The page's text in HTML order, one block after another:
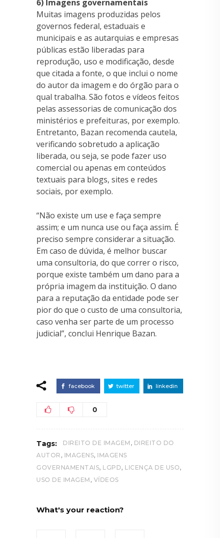
6) Imagens governamentais
Muitas imagens produzidas pelos
governos federal, estaduais e
municipais e as autarquias e empresas
públicas estão liberadas para
reprodução, uso e modificação, desde
que citada a fonte, o que inclui o nome
do autor da imagem e do órgão para o
qual trabalha. São fotos e vídeos feitos
pelas assessorias de comunicação dos
ministérios e prefeituras, por exemplo.
Entretanto, Bazan recomenda cautela,
verificando sobretudo a aplicação
liberada, ou seja, se pode fazer uso
comercial ou apenas em conteúdos
textuais para blogs, sites e redes
sociais, por exemplo.
“Não existe um use e faça sempre
assim; e um nunca use ou faça assim. É
preciso sempre considerar a situação.
Em caso de dúvida, é melhor buscar
uma consultoria, do que correr o risco,
porque existe também um dano para a
própria imagem da instituição. O dano
para a reputação da entidade pode ser
pior do que o custo de uma consultoria,
caso venha ser parte de um processo
judicial”, conclui Henrique Bazan.
facebook twitter linkedin
0
Tags: DIREITO DE IMAGEM , DIREITO DO
AUTOR , IMAGENS, IMAGENS
GOVERNAMENTAIS, LGPD, LICENÇA DE USO,
USO DE IMAGEM , VÍDEOS
What's your reaction?